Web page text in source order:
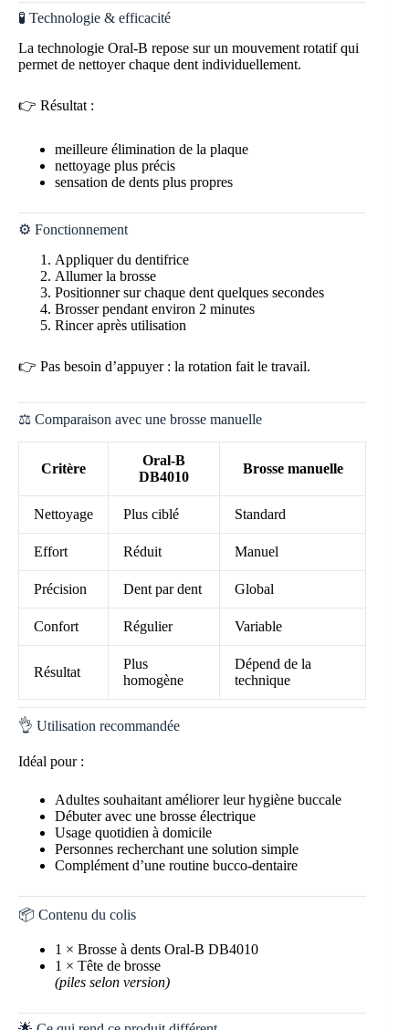
🧪 Technologie & efficacité
La technologie Oral-B repose sur un mouvement rotatif qui
permet de nettoyer chaque dent individuellement.
👉 Résultat :
meilleure élimination de la plaque
nettoyage plus précis
sensation de dents plus propres
⚙️ Fonctionnement
Appliquer du dentifrice
Allumer la brosse
Positionner sur chaque dent quelques secondes
Brosser pendant environ 2 minutes
Rincer après utilisation
👉 Pas besoin d’appuyer : la rotation fait le travail.
⚖️ Comparaison avec une brosse manuelle
Critère
Oral-B
DB4010
Brosse manuelle
Nettoyage Plus ciblé Standard
Effort Réduit Manuel
Précision Dent par dent Global
Confort Régulier Variable
Résultat
Plus
homogène
Dépend de la
technique
👌 Utilisation recommandée
Idéal pour :
Adultes souhaitant améliorer leur hygiène buccale
Débuter avec une brosse électrique
Usage quotidien à domicile
Personnes recherchant une solution simple
Complément d’une routine bucco-dentaire
📦 Contenu du colis
1 × Brosse à dents Oral-B DB4010
1 × Tête de brosse
(piles selon version)